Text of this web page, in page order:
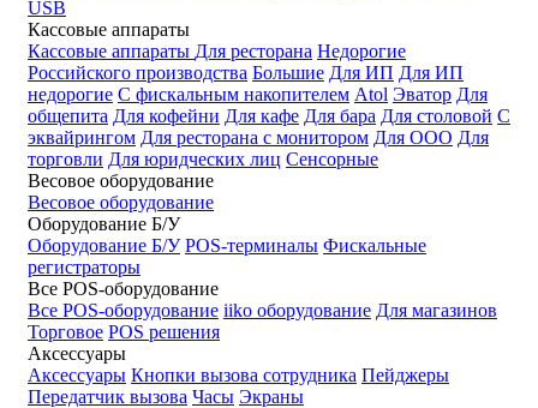
USB
Кассовые аппараты
Кассовые аппараты Для ресторана Недорогие
Российского производства Большие Для ИП Для ИП
недорогие С фискальным накопителем Atol Эватор Для
общепита Для кофейни Для кафе Для бара Для столовой С
эквайрингом Для ресторана с монитором Для ООО Для
торговли Для юридческих лиц Сенсорные
Весовое оборудование
Весовое оборудование
Оборудование Б/У
Оборудование Б/У POS-терминалы Фискальные
регистраторы
Все POS-оборудование
Все POS-оборудование iiko оборудование Для магазинов
Торговое POS решения
Аксессуары
Аксессуары Кнопки вызова сотрудника Пейджеры
Передатчик вызова Часы Экраны